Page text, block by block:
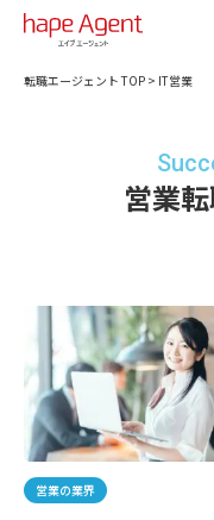
転職エージェント TOP > IT営業
営業
営業の業界